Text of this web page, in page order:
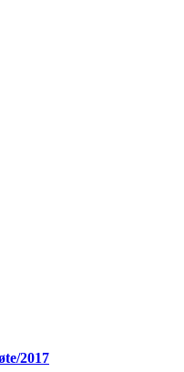
2017